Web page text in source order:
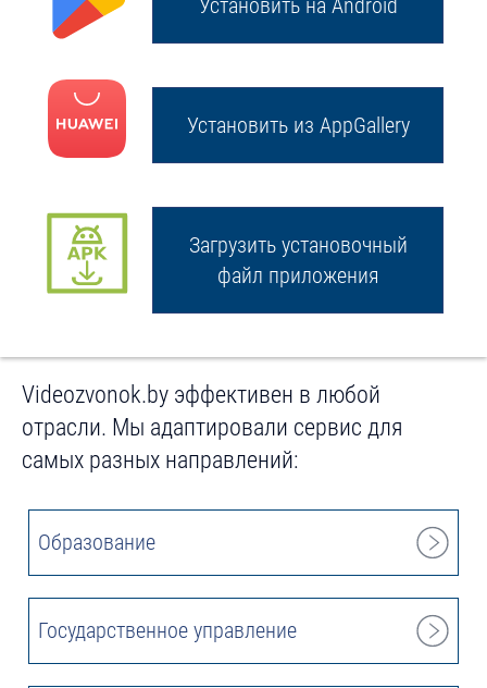
Установить из AppGallery
Загрузить установочный
файл приложения
Videozvonok.by эффективен в любой
отрасли. Мы адаптировали сервис для
самых разных направлений:
Образование
Государственное управление